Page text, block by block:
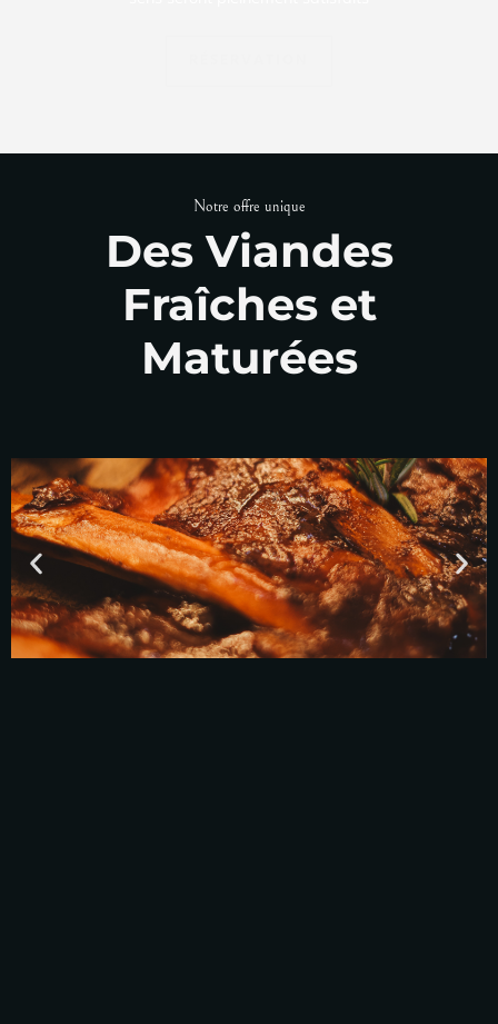
Notre offre unique
Des Viandes
Fraîches et
Maturées